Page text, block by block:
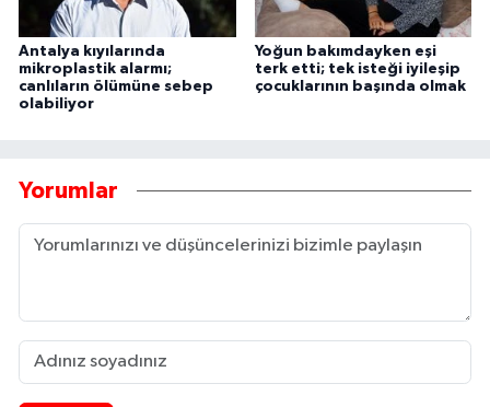
Antalya kıyılarında
mikroplastik alarmı;
canlıların ölümüne sebep
olabiliyor
Yoğun bakımdayken eşi
terk etti; tek isteği iyileşip
çocuklarının başında olmak
Yorumlar